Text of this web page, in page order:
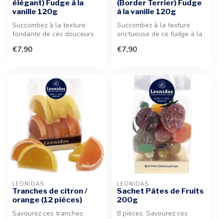
élégant) Fudge à la
vanille 120g
Succombez à la texture
fondante de ces douceurs
une boît...
€7,90
(Border Terrier) Fudge
à la vanille 120g
Succombez à la texture
onctueuse de ce fudge à la
jol...
€7,90
LEONIDAS
Tranches de citron /
orange (12 pièces)
Savourez ces tranches
LEONIDAS
Sachet Pâtes de Fruits
200g
8 pièces. Savourez ces